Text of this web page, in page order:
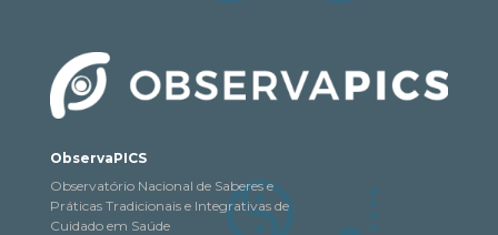
ObservaPICS
Observatório Nacional de Saberes e
Práticas Tradicionais e Integrativas de
Cuidado em Saúde